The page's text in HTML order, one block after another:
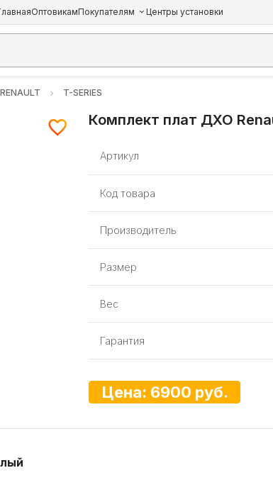
ОптовикамПокупателям Центры установки
RENAULT T-SERIES
Комплект плат ДХО
Артикул
Код товара
Производитель
Размер
Вес
Гарантия
Цена: 6900 руб.